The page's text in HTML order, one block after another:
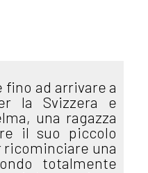
fino ad arrivare a
la Svizzera e
una ragazza
il suo piccolo
ricominciare una
totalmente